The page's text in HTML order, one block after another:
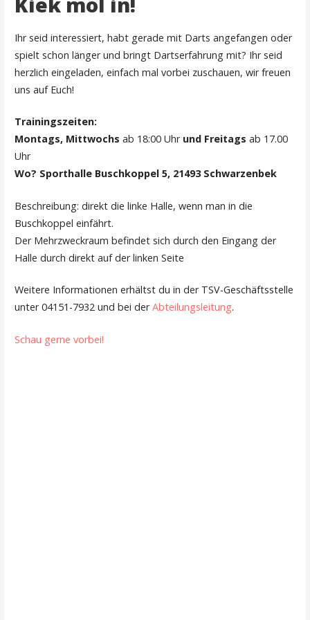
Ihr seid interessiert, habt gerade mit Darts angefangen oder
spielt schon länger und bringt Dartserfahrung mit? Ihr seid
herzlich eingeladen, einfach mal vorbei zuschauen, wir freuen
uns auf Euch!
Trainingszeiten:
Montags, Mittwochs ab 18:00 Uhrund Freitags ab 17.00
Uhr
Wo? Sporthalle Buschkoppel 5, 21493 Schwarzenbek
Beschreibung: direkt die linke Halle, wenn man in die
Buschkoppel einfährt.
Der Mehrzweckraum befindet sich durch den Eingang der
Halle durch direkt auf der linken Seite
Weitere Informationen erhältst du in der TSV-Geschäftsstelle
unter 04151-7932 und bei derAbteilungsleitung.
Schau gerne vorbei!